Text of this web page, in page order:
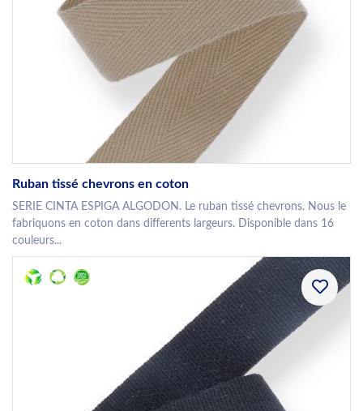
Ruban tissé chevrons en coton
SERIE CINTA ESPIGA ALGODON. Le ruban tissé chevrons. Nous le
fabriquons en coton dans differents largeurs. Disponible dans 16
couleurs...